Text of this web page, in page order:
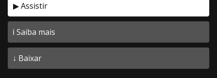
▶ Assistir
ℹ️ Saiba mais
↓ Baixar